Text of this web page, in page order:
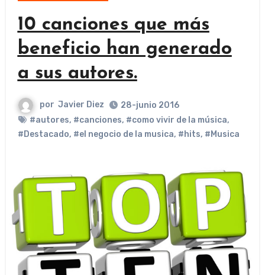
10 canciones que más
beneficio han generado
a sus autores.
por Javier Diez
28-junio 2016
#autores, #canciones, #como vivir de la música,
#Destacado, #el negocio de la musica, #hits, #Musica